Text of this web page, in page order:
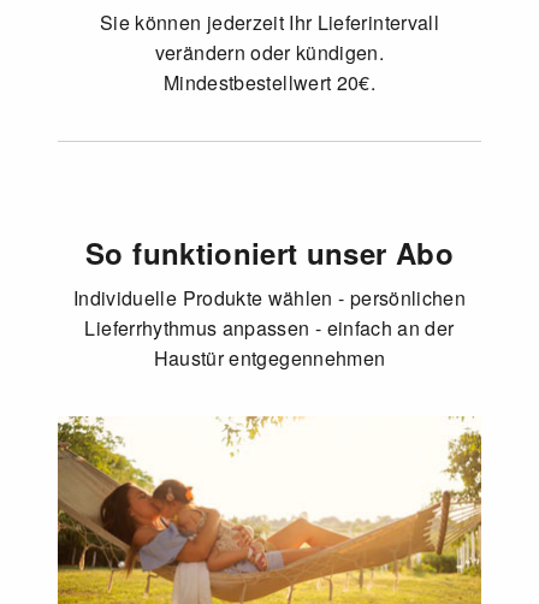
Sie können jederzeit Ihr Lieferintervall
verändern oder kündigen.
Mindestbestellwert 20€.
So funktioniert unser Abo
Individuelle Produkte wählen - persönlichen
Lieferrhythmus anpassen - einfach an der
Haustür entgegennehmen